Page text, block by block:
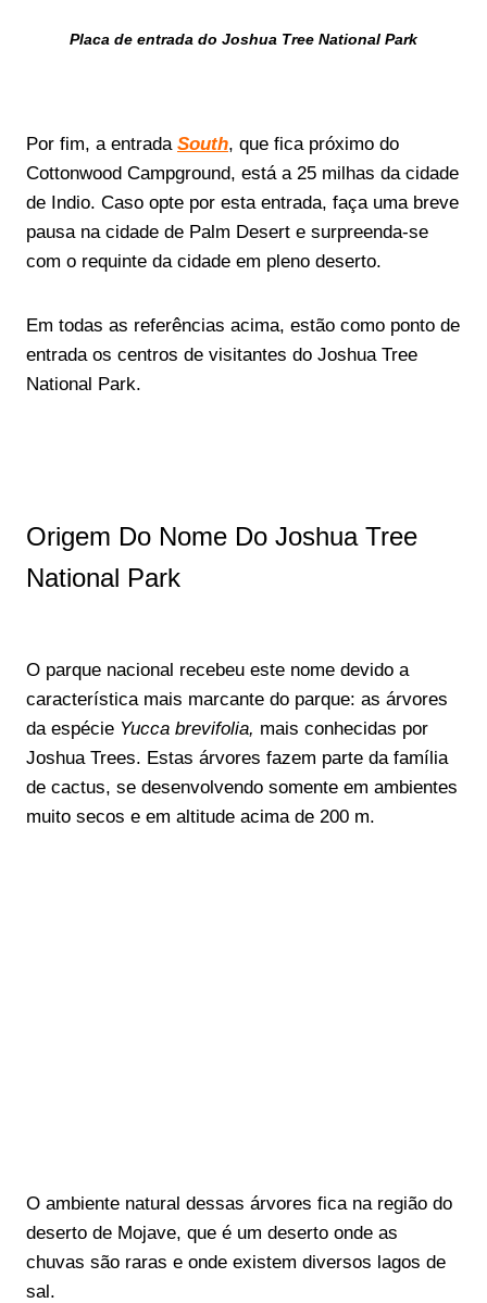
Placa de entrada do Joshua Tree National Park
Por fim, a entrada South, que fica próximo do
Cottonwood Campground, está a 25 milhas da cidade
de Indio. Caso opte por esta entrada, faça uma breve
pausa na cidade de Palm Desert e surpreenda-se
com o requinte da cidade em pleno deserto.
Em todas as referências acima, estão como ponto de
entrada os centros de visitantes do Joshua Tree
National Park.
Origem Do Nome Do Joshua Tree
National Park
O parque nacional recebeu este nome devido a
característica mais marcante do parque: as árvores
da espécie Yucca brevifolia, mais conhecidas por
Joshua Trees. Estas árvores fazem parte da família
de cactus, se desenvolvendo somente em ambientes
muito secos e em altitude acima de 200 m.
O ambiente natural dessas árvores fica na região do
deserto de Mojave, que é um deserto onde as
chuvas são raras e onde existem diversos lagos de
sal.